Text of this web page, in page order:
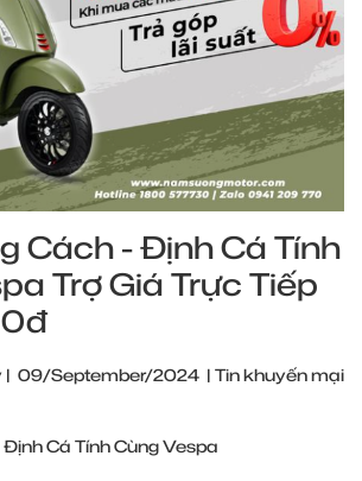
Cách - Định Cá Tính
Trợ Giá Trực Tiếp
| 09/September/2024 | Tin khuyến mại
Cá Tính Cùng Vespa